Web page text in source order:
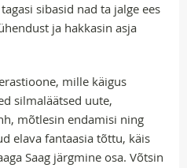
sibasid nad ta jalge ees
ja hakkasin asja
mille käigus
silmaläätsed uute,
mõtlesin endamisi ning
elava fantaasia tõttu, käis
Saag järgmine osa. Võtsin